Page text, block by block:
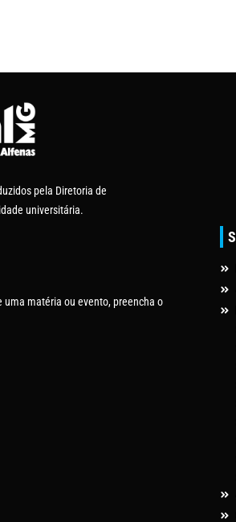
pela Diretoria de
universitária.
uma matéria ou evento, preencha o